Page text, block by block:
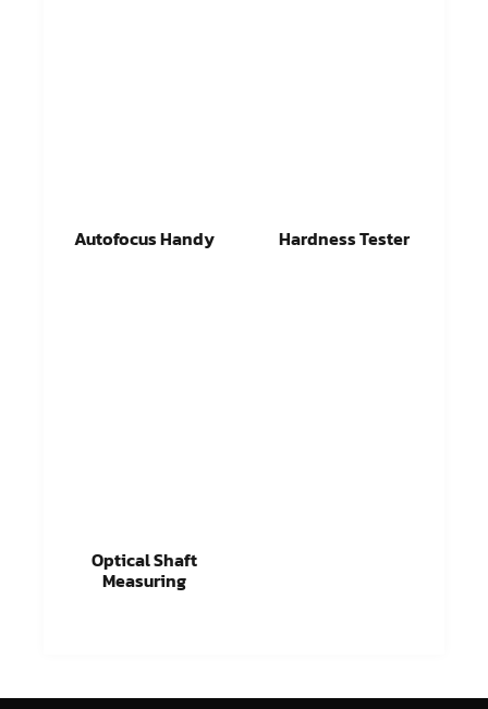
Autofocus Handy
Hardness Tester
Optical Shaft
Measuring